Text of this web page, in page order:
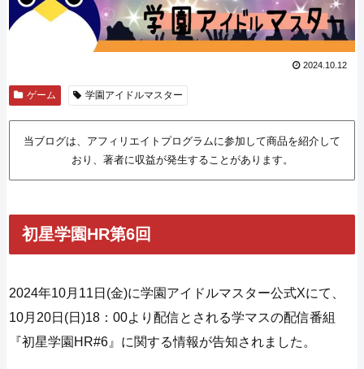
2024.10.12
ゲーム 学園アイドルマスター
当ブログは、アフィリエイトプログラムに参加して商品を紹介して
おり、著者に収益が発生することがあります。
初星学園HR第6回
2024年10月11日(金)に学園アイドルマスター公式Xにて、
10月20日(日)18：00より配信とされる学マスの配信番組
『初星学園HR#6』に関する情報が告知されました。